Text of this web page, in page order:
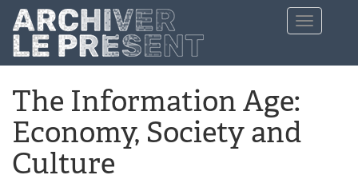
Aller au contenu principal
Toggle
navigation
The Information Age:
Economy, Society and
Culture